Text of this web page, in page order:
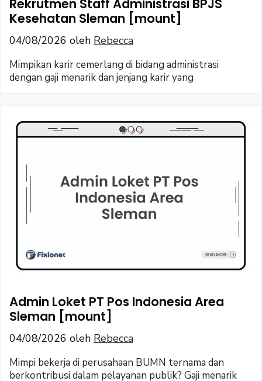
Rekrutmen Staff Administrasi BPJS
Kesehatan Sleman [mount]
04/08/2026 oleh Rebecca
Mimpikan karir cemerlang di bidang administrasi
dengan gaji menarik dan jenjang karir yang
Admin Loket PT Pos Indonesia Area
Sleman [mount]
04/08/2026 oleh Rebecca
Mimpi bekerja di perusahaan BUMN ternama dan
berkontribusi dalam pelayanan publik? Gaji menarik